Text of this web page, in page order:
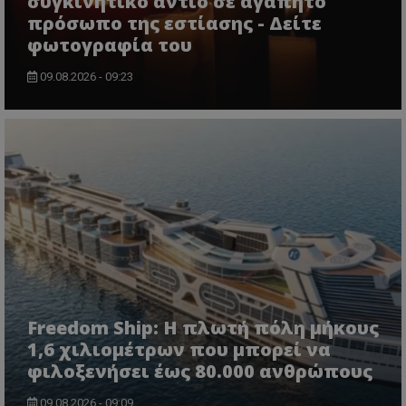
πρόσωπο της εστίασης - Δείτε
φωτογραφία του
09.08.2026 - 09:23
Freedom Ship: Η πλωτή πόλη μήκους
1,6 χιλιομέτρων που μπορεί να
φιλοξενήσει έως 80.000 ανθρώπους
09.08.2026 - 09:09